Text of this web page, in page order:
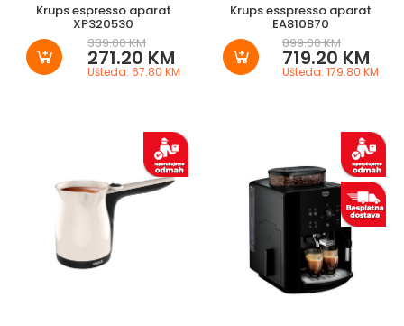
Krups espresso aparat
XP320530
339.00 KM
271.20 KM
Ušteda: 67.80 KM
Krups esspresso aparat
EA810B70
899.00 KM
719.20 KM
Ušteda: 179.80 KM